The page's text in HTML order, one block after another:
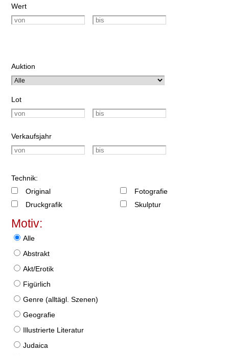
Wert
Auktion
Lot
Verkaufsjahr
Technik:
Original
Druckgrafik
Fotografie
Skulptur
Motiv:
Alle
Abstrakt
Akt/Erotik
Figürlich
Genre (alltägl. Szenen)
Geografie
Illustrierte Literatur
Judaica